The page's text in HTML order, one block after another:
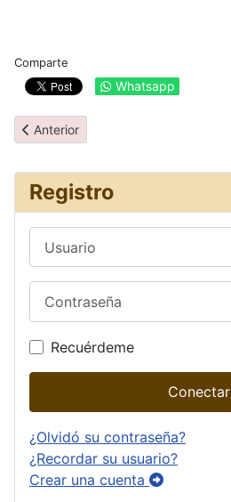
Comparte
Whatsapp
Artículo anterior: Día 18: Iguazú
Anterior
Registro
Recuérdeme
Conectar
¿Olvidó su contraseña?
¿Recordar su usuario?
Crear una cuenta